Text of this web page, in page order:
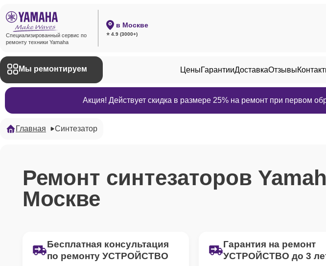
Специализированный сервис по
ремонту техники Yamaha
в Москве
⭐ 4.9 (3000+)
Мы ремонтируем ЦеныГарантииДоставкаОтзывы
Акция! Действует скидка в размере 25% на ремонт при первом
Главная Синтезатор
Ремонт синтезаторов
Москве
Бесплатная консультация
по ремонту УСТРОЙСТВО
Гарантия на ремонт
УСТРОЙСТВО до 3